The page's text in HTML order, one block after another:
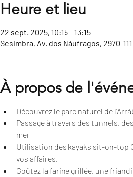
Heure et lieu
22 sept. 2025, 10:15 – 13:15
Sesimbra, Av. dos Náufragos, 2970-
À propos de
Découvrez le parc naturel de
Passage à travers des tunnels,
mer
Utilisation des kayaks sit-on-top
vos affaires.
Goûtez la farine grillée, une